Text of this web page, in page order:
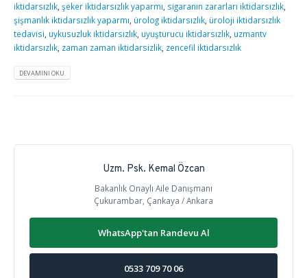
iktidarsızlık, şeker iktidarsızlık yaparmı, sigaranın zararları iktidarsızlık,
şişmanlık iktidarsızlık yaparmı, ürolog iktidarsızlık, üroloji iktidarsızlık
tedavisi, uykusuzluk iktidarsızlık, uyuşturucu iktidarsızlık, uzmantv
iktidarsızlık, zaman zaman iktidarsizlik, zencefil iktidarsızlık
DEVAMINI OKU
Uzm. Psk. Kemal Özcan
Bakanlık Onaylı Aile Danışmanı
Çukurambar, Çankaya / Ankara
WhatsApp'tan Randevu Al
0533 709 70 06